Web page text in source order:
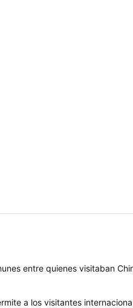
entre quienes visitaban
a los visitantes